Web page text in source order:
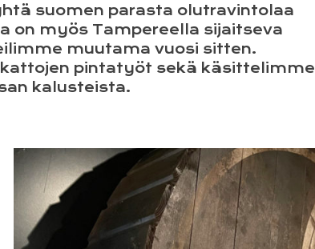
suomen parasta olutravintolaa
on myös Tampereella sijaitseva
muutama vuosi sitten.
pintatyöt sekä käsittelimme
kalusteista.